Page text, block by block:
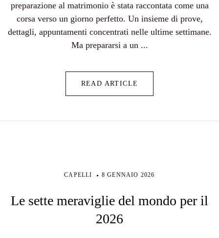
preparazione al matrimonio è stata raccontata come una
corsa verso un giorno perfetto. Un insieme di prove,
dettagli, appuntamenti concentrati nelle ultime settimane.
Ma prepararsi a un ...
READ ARTICLE
CAPELLI 8 GENNAIO 2026
Le sette meraviglie del mondo per il
2026